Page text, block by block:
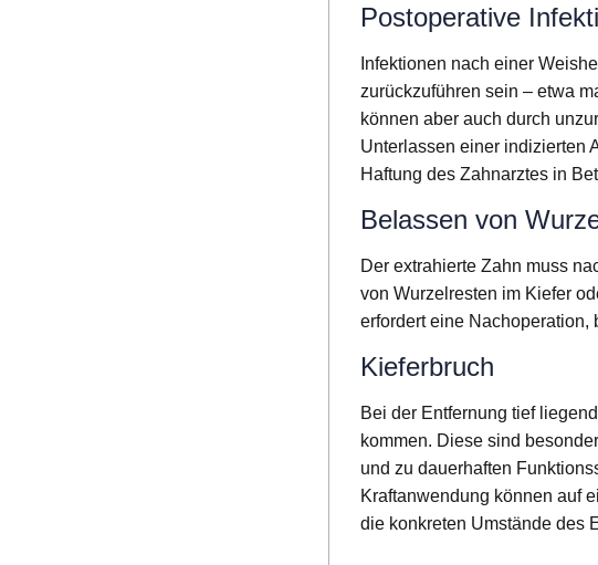
Postoperative
Infektionen nach einer
zurückzuführen sein – etwa
können aber auch durch
Unterlassen einer indizierten
Haftung des Zahnarztes in
Belassen von
Der extrahierte Zahn muss
von Wurzelresten im Kiefer
erfordert eine Nachoperation,
Kieferbruch
Bei der Entfernung tief
kommen. Diese sind
und zu dauerhaften
Kraftanwendung können auf
die konkreten Umstände des